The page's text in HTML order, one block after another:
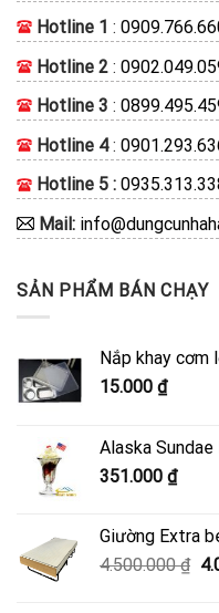
Hotline 1 :
Hotline 2 :
Hotline 3 :
Hotline 4:
Hotline 5 :
Mail:
SẢN PHẨM BÁN CHẠY
Nắp khay cơm
15.000 ₫
Alaska
351.000 ₫
Giường Extra
4.500.000₫